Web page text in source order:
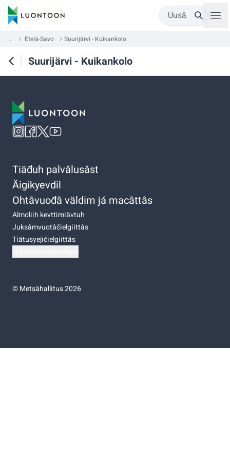
Uusâ
... Etelä-Savo Suurijärvi - Kuikankolo
Suurijärvi - Kuikankolo
Tiäđuh palvâlusâst
Äigikyevdil
Ohtâvuođâ väldim já macâttâs
Almoliih kevttimiävtuh
Juksâmvuotâčielgiittâs
Tiätusyejičielgiittâs
©Metsähallitus 2026